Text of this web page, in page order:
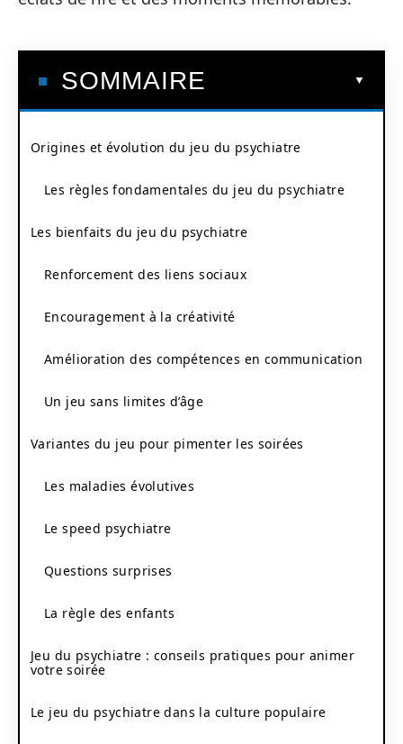
SOMMAIRE
Origines et évolution du jeu du psychiatre
Les règles fondamentales du jeu du psychiatre
Les bienfaits du jeu du psychiatre
Renforcement des liens sociaux
Encouragement à la créativité
Amélioration des compétences en communication
Un jeu sans limites d’âge
Variantes du jeu pour pimenter les soirées
Les maladies évolutives
Le speed psychiatre
Questions surprises
La règle des enfants
Jeu du psychiatre : conseils pratiques pour animer
votre soirée
Le jeu du psychiatre dans la culture populaire